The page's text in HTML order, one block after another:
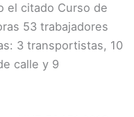
el citado Curso de
53 trabajadores
3 transportistas, 10
calle y 9